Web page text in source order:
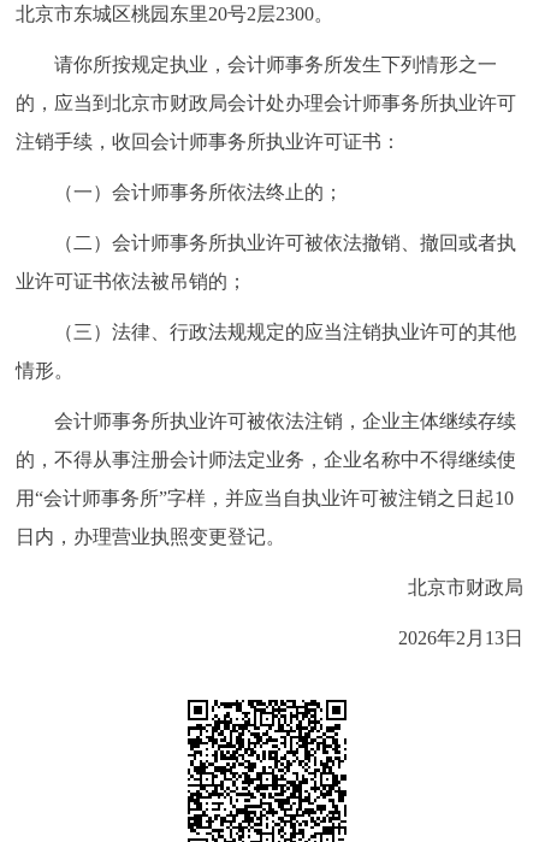
北京市东城区桃园东里20号2层2300。
请你所按规定执业，会计师事务所发生下列情形之一
的，应当到北京市财政局会计处办理会计师事务所执业许可
注销手续，收回会计师事务所执业许可证书：
（一）会计师事务所依法终止的；
（二）会计师事务所执业许可被依法撤销、撤回或者执
业许可证书依法被吊销的；
（三）法律、行政法规规定的应当注销执业许可的其他
情形。
会计师事务所执业许可被依法注销，企业主体继续存续
的，不得从事注册会计师法定业务，企业名称中不得继续使
用“会计师事务所”字样，并应当自执业许可被注销之日起10
日内，办理营业执照变更登记。
北京市财政局
2026年2月13日